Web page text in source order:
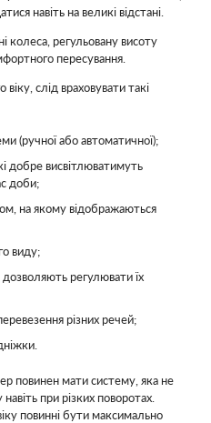
навіть на великі відстані.
колеса, регульовану висоту
пересування.
слід враховувати такі
(ручної або автоматичної);
добре висвітлюватимуть
доби;
на якому відображаються
виду;
дозволяють регулювати їх
різних речей;
повинен мати систему, яка не
при різких поворотах.
повинні бути максимально